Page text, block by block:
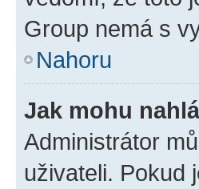
Group nemá s
Nahoru
Jak mohu
Administrátor
uživateli. Pokud